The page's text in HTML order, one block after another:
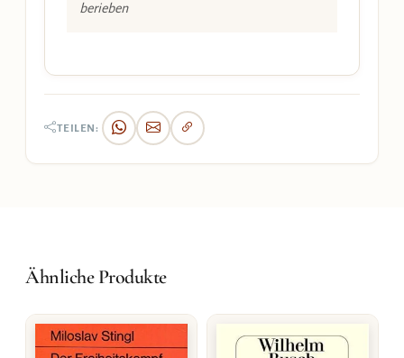
berieben
TEILEN:
Ähnliche Produkte